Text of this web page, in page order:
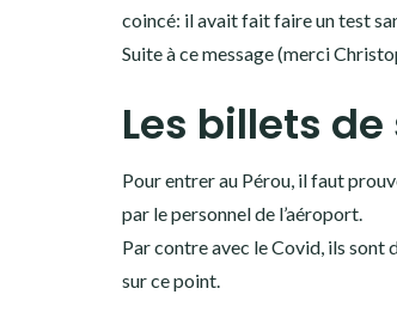
coincé: il avait fait faire un test
Suite à ce message (merci
Les billets
Pour entrer au Pérou, il faut
par le personnel de l’aéroport.
Par contre avec le Covid, ils sont
sur ce point.